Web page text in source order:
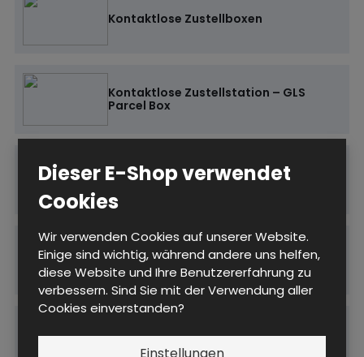
Dieser E-Shop verwendet
Cookies
Wir verwenden Cookies auf unserer Website.
Einige sind wichtig, während andere uns helfen,
diese Website und Ihre Benutzererfahrung zu
verbessern. Sind Sie mit der Verwendung aller
Cookies einverstanden?
Kontaktlose Zustellboxen
Kontaktlose Zustellstation – GLS
Parcel Box
Elektronisch verschließbare
Innenboxen
Selbstbedienungssystem für die
kontaktlose Zustellung
Terminallose Paketzustellboxen